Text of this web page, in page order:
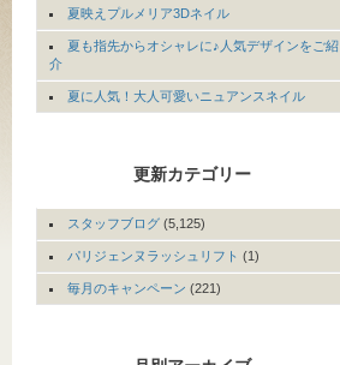
夏映えプルメリア3Dネイル
夏も指先からオシャレに♪人気デザインをご紹
介
夏に人気！大人可愛いニュアンスネイル
更新カテゴリー
スタッフブログ (5,125)
パリジェンヌラッシュリフト (1)
毎月のキャンペーン (221)